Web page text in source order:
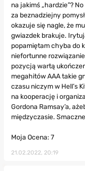
na jakimś „hardzie”?
za beznadziejny
okazuje się nagle, że
gwiazdek brakuje.
popamiętam chyba do
niefortunne
pozycją wartą
megahitów AAA takie
czasu niczym w Hell’s
na kooperację i
Gordona Ramsay’a,
międzyczasie.
Moja Ocena: 7
21.02.2022, 20:19